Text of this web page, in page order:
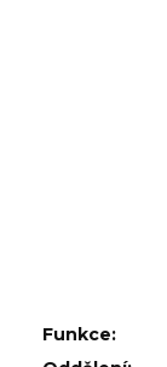
Funkce: